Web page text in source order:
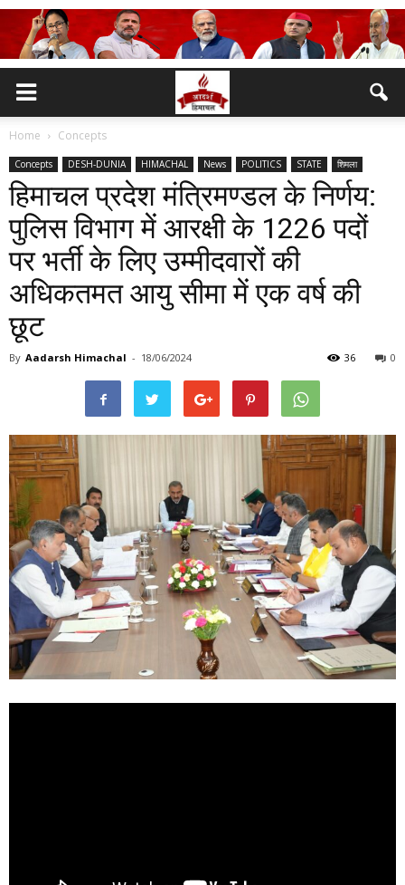
Home Concepts
Concepts DESH-DUNIA HIMACHAL News POLITICS STATE शिमला
हिमाचल प्रदेश मंत्रिमण्डल के निर्णय:
पुलिस विभाग में आरक्षी के 1226 पदों
पर भर्ती के लिए उम्मीदवारों की
अधिकतमत आयु सीमा में एक वर्ष की
छूट
By Aadarsh Himachal - 18/06/2024 0
36